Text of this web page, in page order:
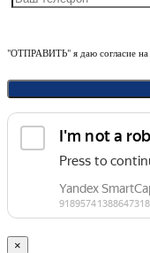
"ОТПРАВИТЬ" я даю согласие на
×